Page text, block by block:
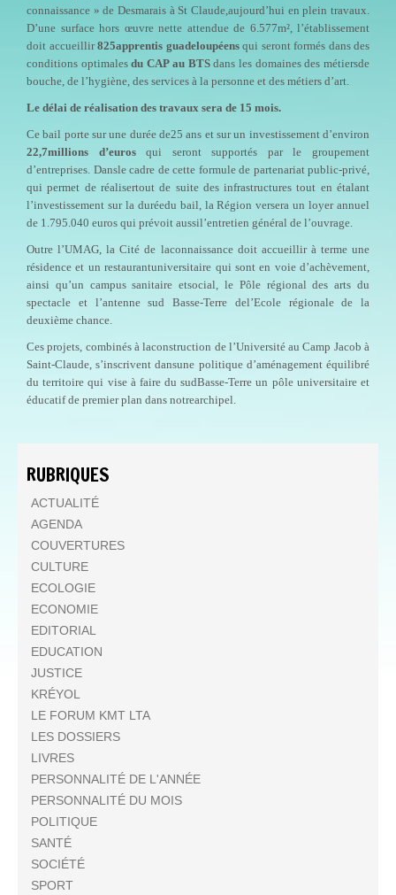
connaissance » de Desmarais à St Claude,aujourd’hui en plein travaux.
D’une surface hors œuvre nette attendue de 6.577m², l’établissement
doit accueillir825apprentis guadeloupéensqui seront formés dans des
conditions optimalesdu CAP au BTSdans les domaines des métiersde
bouche, de l’hygiène, des services à la personne et des métiers d’art.
Le délai de réalisation des travaux sera de 15 mois.
Ce bail porte sur une durée de25 ans et sur un investissement d’environ
22,7millions d’eurosqui seront supportés par le groupement
d’entreprises. Dansle cadre de cette formule de partenariat public-privé,
qui permet de réalisertout de suite des infrastructures tout en étalant
l’investissement sur la duréedu bail, la Région versera un loyer annuel
de 1.795.040 euros qui prévoit aussil’entretien général de l’ouvrage.
Outre l’UMAG, la Cité de laconnaissance doit accueillir à terme une
résidence et un restaurantuniversitaire qui sont en voie d’achèvement,
ainsi qu’un campus sanitaire etsocial, le Pôle régional des arts du
spectacle et l’antenne sud Basse-Terre del’Ecole régionale de la
deuxième chance.
Ces projets, combinés à laconstruction de l’Université au Camp Jacob à
Saint-Claude, s’inscrivent dansune politique d’aménagement équilibré
du territoire qui vise à faire du sudBasse-Terre un pôle universitaire et
éducatif de premier plan dans notrearchipel.
RUBRIQUES
ACTUALITÉ
AGENDA
COUVERTURES
CULTURE
ECOLOGIE
ECONOMIE
EDITORIAL
EDUCATION
JUSTICE
KRÉYOL
LE FORUM KMT LTA
LES DOSSIERS
LIVRES
PERSONNALITÉ DE L'ANNÉE
PERSONNALITÉ DU MOIS
POLITIQUE
SANTÉ
SOCIÉTÉ
SPORT